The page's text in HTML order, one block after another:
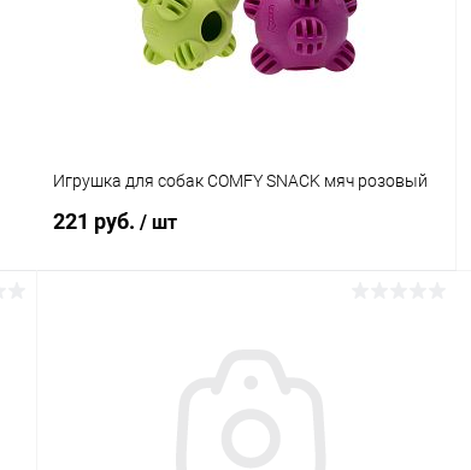
В избранное В наличии
Игрушка для собак COMFY SNACK мяч розовый
221 руб. / шт